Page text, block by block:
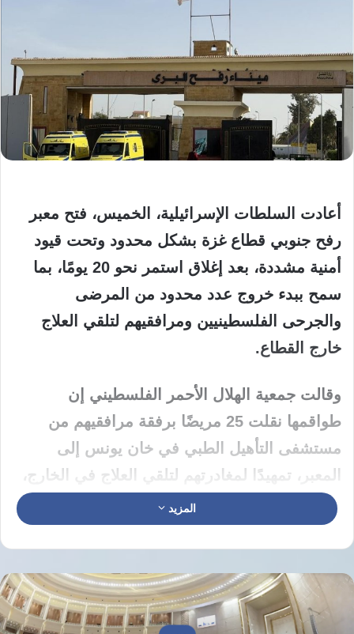
أعادت السلطات الإسرائيلية، الخميس، فتح معبر
رفح جنوبي قطاع غزة بشكل محدود وتحت قيود
أمنية مشددة، بعد إغلاق استمر نحو 20 يومًا، بما
سمح ببدء خروج عدد محدود من المرضى
والجرحى الفلسطينيين ومرافقيهم لتلقي العلاج
خارج القطاع.
وقالت جمعية الهلال الأحمر الفلسطيني إن
طواقمها نقلت 25 مريضًا برفقة مرافقيهم من
مستشفى التأهيل الطبي في خان يونس إلى
المعبر، تمهيدًا لمغادرتهم لتلقي العلاج في الخارج،
في ظل الضغط الكبير على المنظومة الصحية
داخل غزة والحاجة الملحّة لتحويل الحالات الحرجة
إلى مستشفيات خارجية.
وفي السياق ذاته، أفادت جهات مصرية رسمية
بوصول دفعات من الفلسطينيين العائدين إلى قطاع
المزيد